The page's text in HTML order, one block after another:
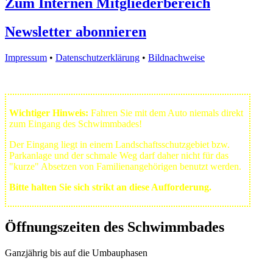
Newsletter abonnieren
Impressum • Datenschutzerklärung • Bildnachweise
Wichtiger Hinweis: Fahren Sie mit dem Auto niemals direkt
zum Eingang des Schwimmbades!
Der Eingang liegt in einem Landschafts­schutzgebiet bzw.
Park­anlage und der schmale Weg darf daher nicht für das
"kurze" Absetzen von Familienangehörigen benutzt werden.
Bitte halten Sie sich strikt an diese Aufforderung.
Öffnungszeiten des Schwimmbades
Ganzjährig bis auf die Umbauphasen